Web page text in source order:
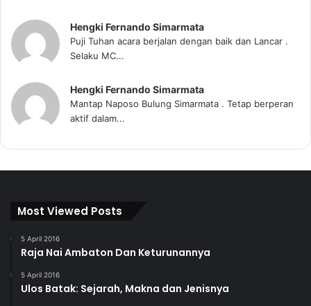
Hengki Fernando Simarmata
Puji Tuhan acara berjalan dengan baik dan Lancar .
Selaku MC...
Hengki Fernando Simarmata
Mantap Naposo Bulung Simarmata . Tetap berperan
aktif dalam...
Most Viewed Posts
5 April 2016
Raja Nai Ambaton Dan Keturunannya
5 April 2016
Ulos Batak: Sejarah, Makna dan Jenisnya